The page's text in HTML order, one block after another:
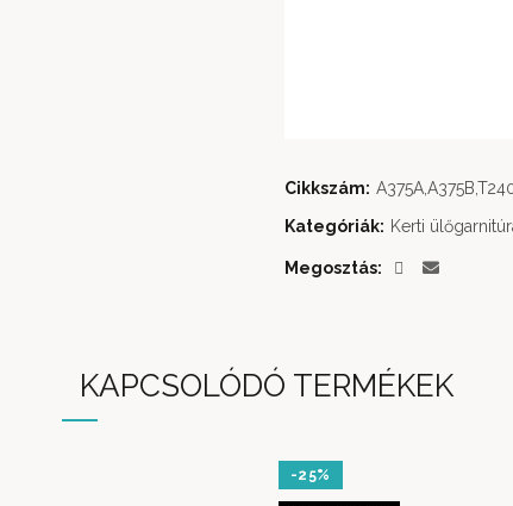
Cikkszám:
Kategóriák: Kerti
Megosztás
KAPCSOLÓDÓ TERMÉKEK
-25%